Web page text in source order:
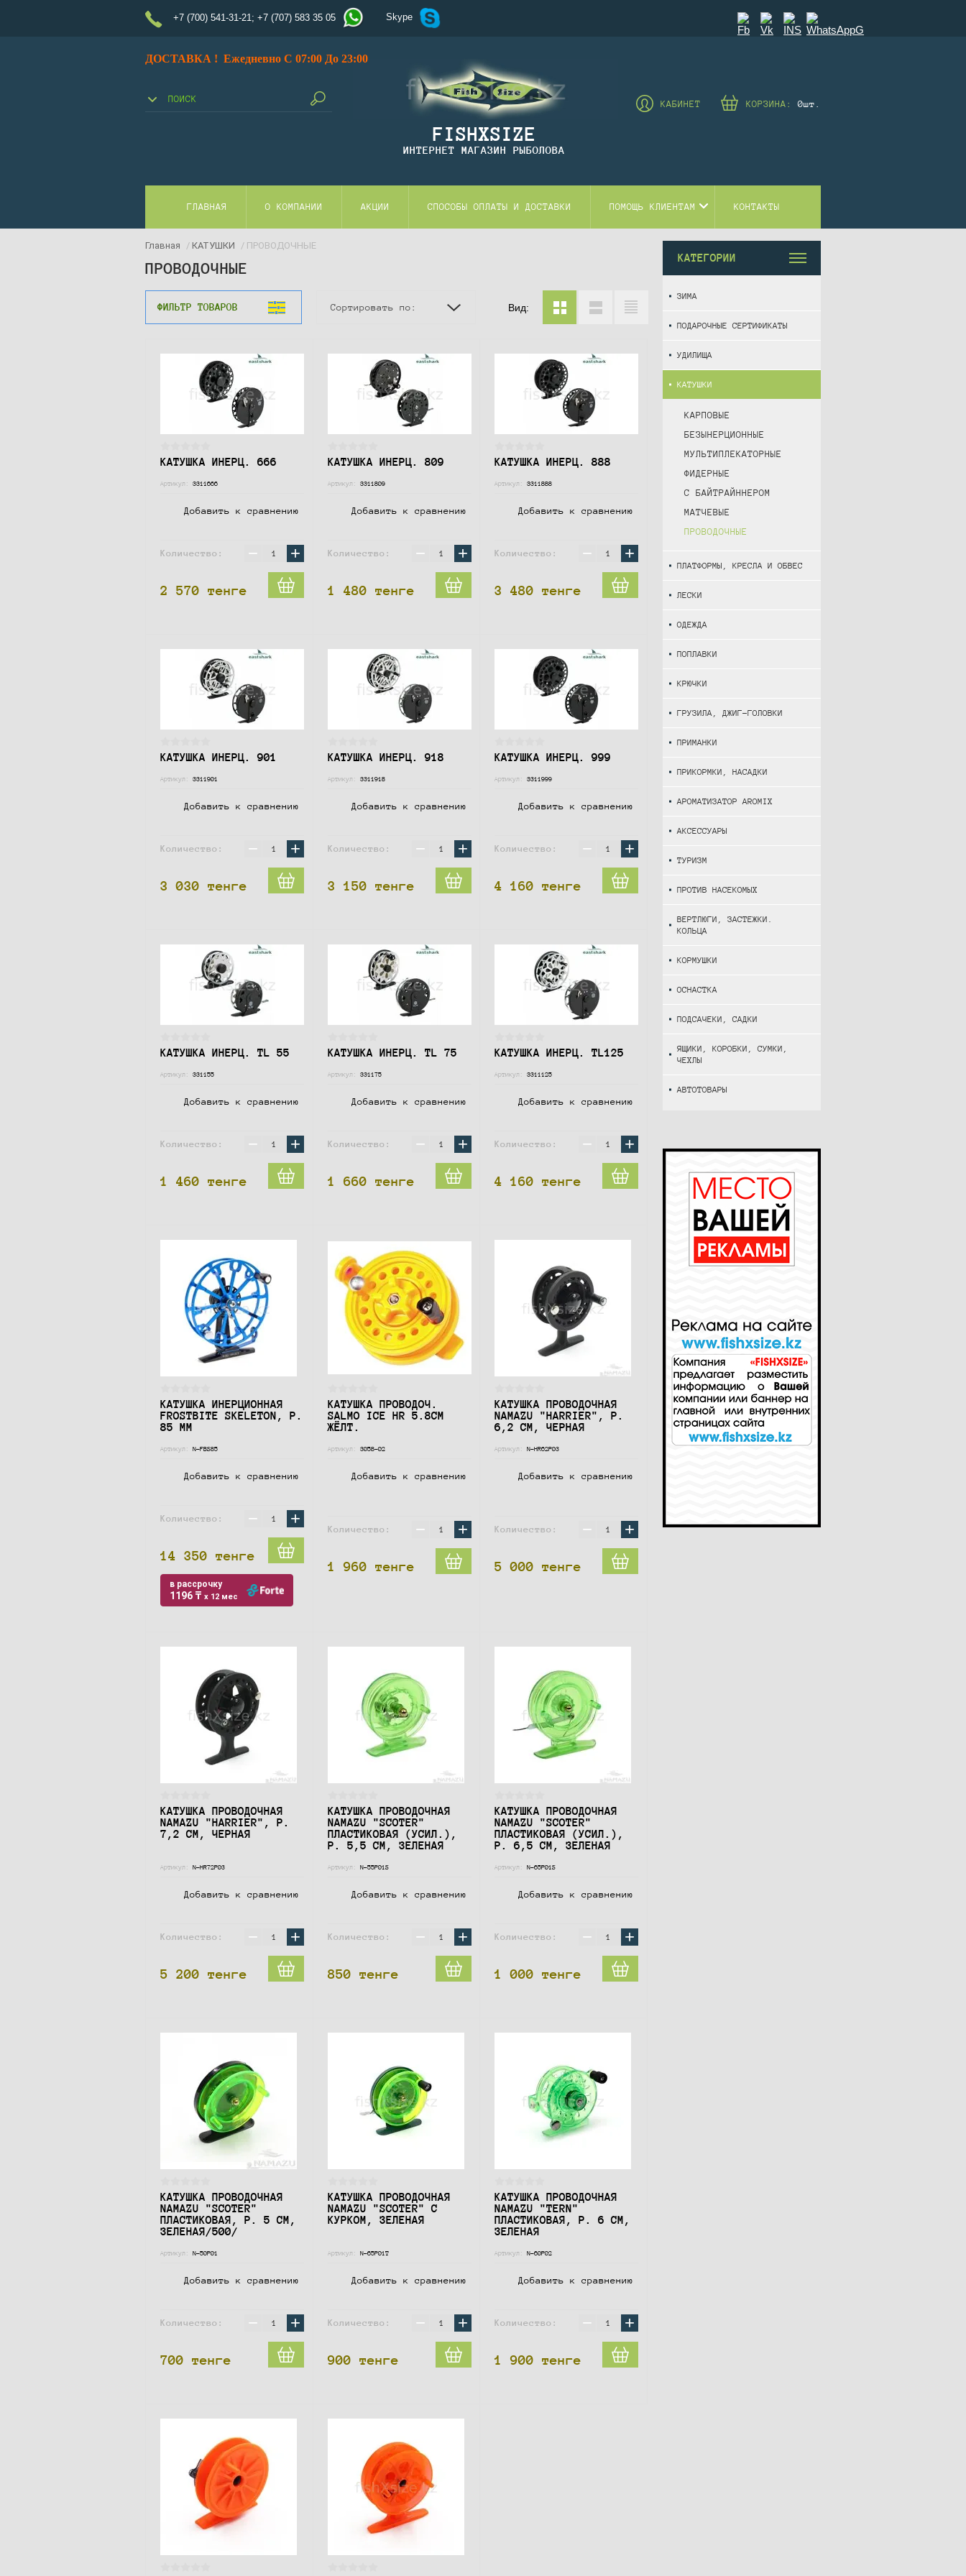
+7 (700) 541-31-21; +7 (707) 583 35 05 Skype
ДОСТАВКА ! Ежедневно С 07:00 До 23:00
КОРЗИНА:0шт.
КАБИНЕТ
FISHXSIZE
ИНТЕРНЕТ МАГАЗИН РЫБОЛОВА
ГЛАВНАЯ О КОМПАНИИ АКЦИИ СПОСОБЫ ОПЛАТЫ И ДОСТАВКИ ПОМОЩЬ КЛИЕНТАМ КОНТАКТЫ
КАТЕГОРИИ
ЗИМА
ПОДАРОЧНЫЕ СЕРТИФИКАТЫ
УДИЛИЩА
КАТУШКИ
КАРПОВЫЕ
БЕЗЫНЕРЦИОННЫЕ
МУЛЬТИПЛЕКАТОРНЫЕ
ФИДЕРНЫЕ
С БАЙТРАЙННЕРОМ
МАТЧЕВЫЕ
ПРОВОДОЧНЫЕ
ПЛАТФОРМЫ, КРЕСЛА И ОБВЕС
ЛЕСКИ
ОДЕЖДА
ПОПЛАВКИ
КРЮЧКИ
ГРУЗИЛА, ДЖИГ-ГОЛОВКИ
ПРИМАНКИ
ПРИКОРМКИ, НАСАДКИ
АРОМАТИЗАТОР AROMIX
АКСЕССУАРЫ
ТУРИЗМ
ПРОТИВ НАСЕКОМЫХ
ВЕРТЛЮГИ, ЗАСТЕЖКИ.
КОЛЬЦА
КОРМУШКИ
ОСНАСТКА
ПОДСАЧЕКИ, САДКИ
ЯЩИКИ, КОРОБКИ, СУМКИ,
ЧЕХЛЫ
АВТОТОВАРЫ
Главная / КАТУШКИ / ПРОВОДОЧНЫЕ
ПРОВОДОЧНЫЕ
ФИЛЬТР ТОВАРОВ Сортировать по: Вид:
КАТУШКА ИНЕРЦ. 666
Артикул: 3311666
Добавить к сравнению
Количество: − +
2 570 тенге
КАТУШКА ИНЕРЦ. 809
Артикул: 3311809
Добавить к сравнению
Количество: − +
1 480 тенге
КАТУШКА ИНЕРЦ. 888
Артикул: 3311888
Добавить к сравнению
Количество: − +
3 480 тенге
КАТУШКА ИНЕРЦ. 901
Артикул: 3311901
Добавить к сравнению
Количество: − +
3 030 тенге
КАТУШКА ИНЕРЦ. 918
Артикул: 3311918
Добавить к сравнению
Количество: − +
3 150 тенге
КАТУШКА ИНЕРЦ. 999
Артикул: 3311999
Добавить к сравнению
Количество: − +
4 160 тенге
КАТУШКА ИНЕРЦ. TL 55
Артикул: 331155
Добавить к сравнению
Количество: − +
1 460 тенге
КАТУШКА ИНЕРЦ. TL 75
Артикул: 331175
Добавить к сравнению
Количество: − +
1 660 тенге
КАТУШКА ИНЕРЦ. TL125
Артикул: 3311125
Добавить к сравнению
Количество: − +
4 160 тенге
КАТУШКА ИНЕРЦИОННАЯ
FROSTBITE SKELETON, Р.
85 ММ
Артикул: N-FBS85
Добавить к сравнению
Количество: − +
14 350 тенге
в рассрочку
1196 ₸ x 12 мес
КАТУШКА ПРОВОДОЧ.
SALMO ICE HR 5.8СМ
ЖЁЛТ.
Артикул: 3058-02
Добавить к сравнению
Количество: − +
1 960 тенге
КАТУШКА ПРОВОДОЧНАЯ
NAMAZU "HARRIER", Р.
6,2 СМ, ЧЕРНАЯ
Артикул: N-HR62P03
Добавить к сравнению
Количество: − +
5 000 тенге
КАТУШКА ПРОВОДОЧНАЯ
NAMAZU "HARRIER", Р.
7,2 СМ, ЧЕРНАЯ
Артикул: N-HR72P03
Добавить к сравнению
Количество: − +
5 200 тенге
КАТУШКА ПРОВОДОЧНАЯ
NAMAZU "SCOTER"
ПЛАСТИКОВАЯ (УСИЛ.),
Р. 5,5 СМ, ЗЕЛЕНАЯ
Артикул: N-55P01S
Добавить к сравнению
Количество: − +
850 тенге
КАТУШКА ПРОВОДОЧНАЯ
NAMAZU "SCOTER"
ПЛАСТИКОВАЯ (УСИЛ.),
Р. 6,5 СМ, ЗЕЛЕНАЯ
Артикул: N-65P01S
Добавить к сравнению
Количество: − +
1 000 тенге
КАТУШКА ПРОВОДОЧНАЯ
NAMAZU "SCOTER"
ПЛАСТИКОВАЯ, Р. 5 СМ,
ЗЕЛЕНАЯ/500/
Артикул: N-50P01
Добавить к сравнению
Количество: − +
700 тенге
КАТУШКА ПРОВОДОЧНАЯ
NAMAZU "SCOTER" С
КУРКОМ, ЗЕЛЕНАЯ
Артикул: N-65P01T
Добавить к сравнению
Количество: − +
900 тенге
КАТУШКА ПРОВОДОЧНАЯ
NAMAZU "TERN"
ПЛАСТИКОВАЯ, Р. 6 СМ,
ЗЕЛЕНАЯ
Артикул: N-60P02
Добавить к сравнению
Количество: − +
1 900 тенге